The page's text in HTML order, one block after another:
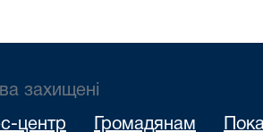
захищені
центр Громадянам